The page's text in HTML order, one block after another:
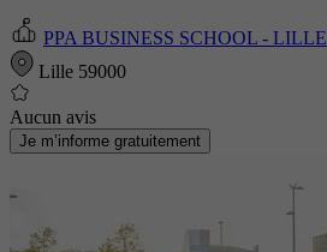
PPA BUSINESS SCHOOL - LILLE
Lille 59000
Aucun avis
Je m’informe gratuitement